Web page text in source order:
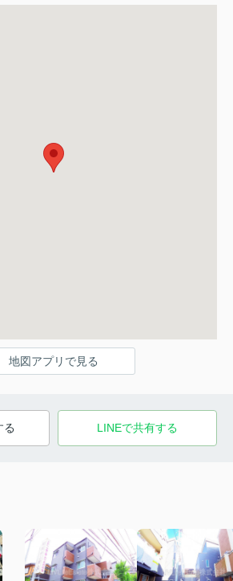
地図アプリで見る
る LINEで共有する